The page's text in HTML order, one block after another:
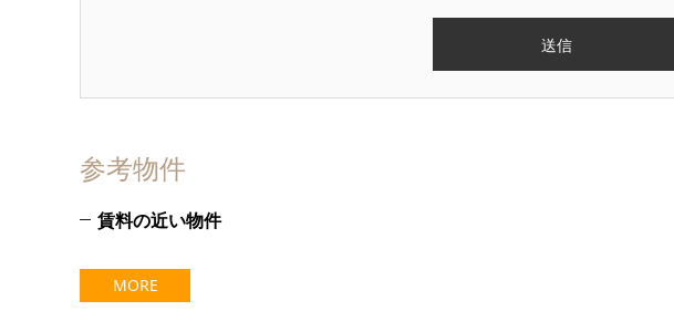
参考物件
賃料の近い物件
MORE